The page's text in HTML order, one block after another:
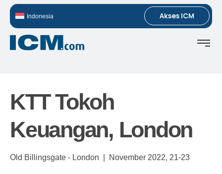
Indonesia Akses ICM
KTT Tokoh
Keuangan, London
Old Billingsgate - London | November 2022, 21-23